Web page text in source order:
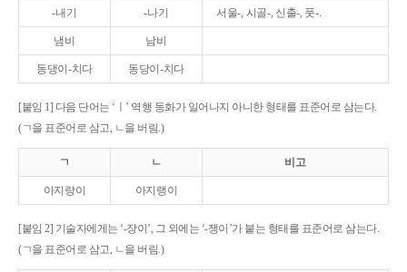
-내기 -나기 서울-, 시골-, 신출-, 풋-.
냄비 남비
동댕이-치다 동당이-치다
[붙임 1] 다음 단어는 ‘ㅣ’ 역행 동화가 일어나지 아니한 형태를 표준어로 삼는다.
(ㄱ을 표준어로 삼고, ㄴ을 버림.)
ㄱ ㄴ 비고
아지랑이 아지랭이
[붙임 2] 기술자에게는 ‘-장이’, 그 외에는 ‘-쟁이’가 붙는 형태를 표준어로 삼는다.
(ㄱ을 표준어로 삼고, ㄴ을 버림.)